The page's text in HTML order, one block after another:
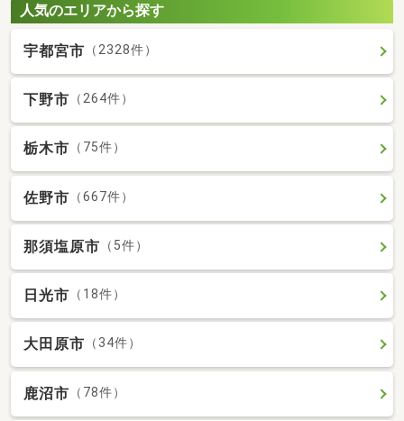
人気のエリアから探す
宇都宮市 （2328件）
下野市 （264件）
栃木市 （75件）
佐野市 （667件）
那須塩原市 （5件）
日光市 （18件）
大田原市 （34件）
鹿沼市 （78件）